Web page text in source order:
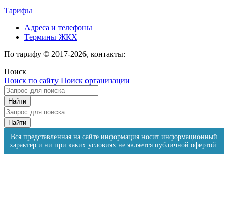
Тарифы
Адреса и телефоны
Термины ЖКХ
По тарифу © 2017-2026, контакты:
Поиск
Поиск по сайту Поиск организации
Вся представленная на сайте информация носит информационный
характер и ни при каких условиях не является публичной офертой.